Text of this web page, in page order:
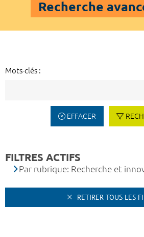
Recherche
Mots-clés :
EFFACER
FILTRES ACTIFS
Par rubrique: Recherche et
RETIRER TOUS LES